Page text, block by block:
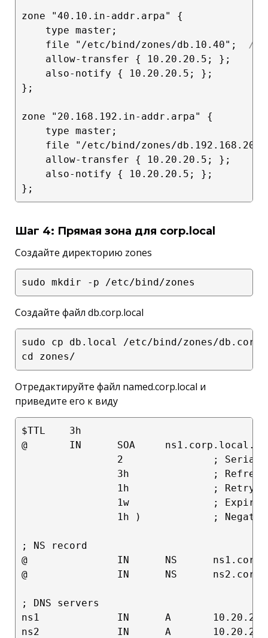
zone "40.10.in-addr.arpa" {
    type master;
    file "/etc/bind/zones/db.10.40";
//
    allow-transfer { 10.20.20.5; };
    also-notify { 10.20.20.5; };
};
zone "20.168.192.in-addr.arpa" {
    type master;
file "/etc/bind/zones/
    allow-transfer { 10.20.20.5; };
    also-notify { 10.20.20.5; };
Шаг 4: Прямая зона для corp.local
Создайте директорию zones
Создайте файл db.corp.local
sudo cp db.local /etc/bind/zones/
Отредактируйте файл named.corp.local и
приведите его к виду
$TTL    3h
@       IN      SOA     ns1.corp.local.
                2               ; Serial
                3h              ; Refresh
                1h              ; Retry
                1w              ; Expire
1h )            ;
; NS record
@               IN      NS
@               IN      NS
; DNS servers
ns1             IN      A
ns2             IN      A